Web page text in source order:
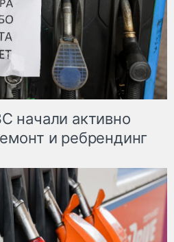
начали активно
и ребрендинг